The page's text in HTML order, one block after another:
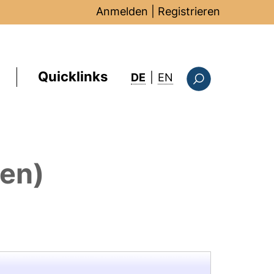
Anmelden Registrieren
Quicklinks DE EN : this page in